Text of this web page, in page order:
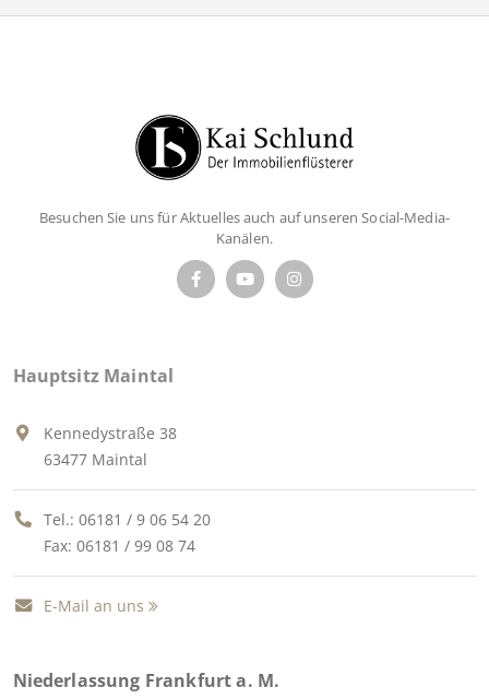
Besuchen Sie uns für Aktuelles auch auf unseren Social-Media-
Kanälen.
Hauptsitz Maintal
Kennedystraße 38
63477 Maintal
Tel.: 06181 / 9 06 54 20
Fax: 06181 / 99 08 74
E-Mail an uns
Niederlassung Frankfurt a. M.